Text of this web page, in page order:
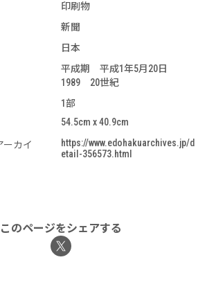
印刷物
新聞
日本
平成期 平成1年5月20日
1989 20世紀
1部
54.5cm x 40.9cm
ーカイ
https://www.edohakuarchives.jp/d
etail-356573.html
このページをシェアする